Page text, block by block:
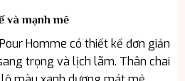
và mạnh mẽ
Homme có thiết kế đơn giản
trọng và lịch lãm. Thân chai